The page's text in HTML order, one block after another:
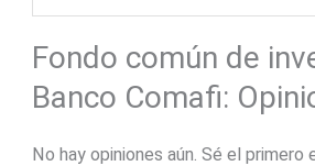
Fondo común de
Banco Comafi:
No hay opiniones aún. Sé el primero